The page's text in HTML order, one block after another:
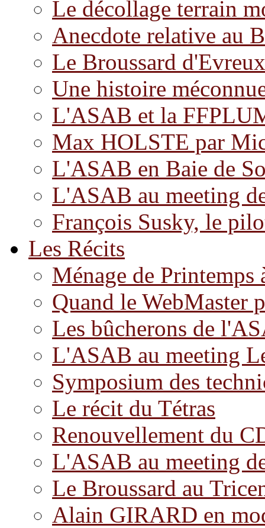
Le décollage terrain
Anecdote relative au
Le Broussard d'Evreux
Une histoire
L'ASAB et la
Max HOLSTE par
L'ASAB en Baie de
L'ASAB au meeting
François Susky, le
Les Récits
Ménage de
Quand le WebMaster
Les bûcherons de
L'ASAB au meeting
Symposium des
Le récit du Tétras
Renouvellement du
L'ASAB au meeting
Le Broussard au
Alain GIRARD en